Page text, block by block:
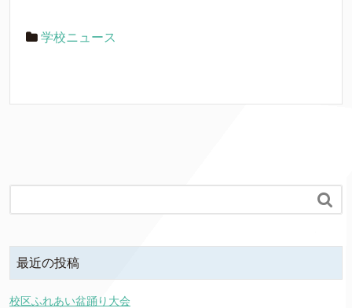
学校ニュース

最近の投稿
校区ふれあい盆踊り大会